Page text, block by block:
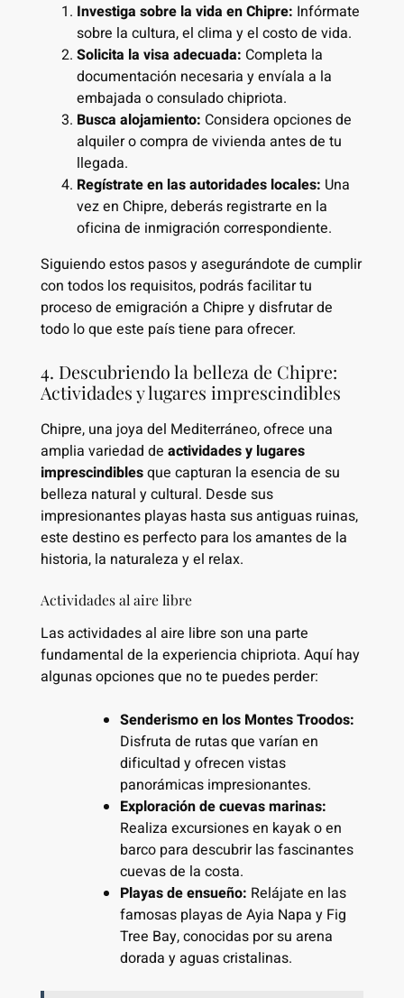
Investiga sobre la vida en Chipre: Infórmate
sobre la cultura, el clima y el costo de vida.
Solicita la visa adecuada: Completa la
documentación necesaria y envíala a la
embajada o consulado chipriota.
Busca alojamiento: Considera opciones de
alquiler o compra de vivienda antes de tu
llegada.
Regístrate en las autoridades locales: Una
vez en Chipre, deberás registrarte en la
oficina de inmigración correspondiente.
Siguiendo estos pasos y asegurándote de cumplir
con todos los requisitos, podrás facilitar tu
proceso de emigración a Chipre y disfrutar de
todo lo que este país tiene para ofrecer.
4. Descubriendo la belleza de Chipre:
Actividades y lugares imprescindibles
Chipre, una joya del Mediterráneo, ofrece una
amplia variedad de actividades y lugares
imprescindiblesque capturan la esencia de su
belleza natural y cultural. Desde sus
impresionantes playas hasta sus antiguas ruinas,
este destino es perfecto para los amantes de la
historia, la naturaleza y el relax.
Actividades al aire libre
Las actividades al aire libre son una parte
fundamental de la experiencia chipriota. Aquí hay
algunas opciones que no te puedes perder:
Senderismo en los Montes Troodos:
Disfruta de rutas que varían en
dificultad y ofrecen vistas
panorámicas impresionantes.
Exploración de cuevas marinas:
Realiza excursiones en kayak o en
barco para descubrir las fascinantes
cuevas de la costa.
Playas de ensueño: Relájate en las
famosas playas de Ayia Napa y Fig
Tree Bay, conocidas por su arena
dorada y aguas cristalinas.